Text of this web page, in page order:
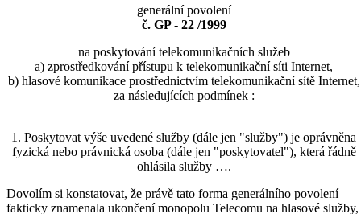
generální povolení
č. GP - 22 /1999
na poskytování telekomunikačních služeb
a) zprostředkování přístupu k telekomunikační síti Internet,
b) hlasové komunikace prostřednictvím telekomunikační sítě Internet,
za následujících podmínek :
1. Poskytovat výše uvedené služby (dále jen "služby") je oprávněna
fyzická nebo právnická osoba (dále jen "poskytovatel"), která řádně
ohlásila služby ….
Dovolím si konstatovat, že právě tato forma generálního povolení
fakticky znamenala ukončení monopolu Telecomu na hlasové služby,